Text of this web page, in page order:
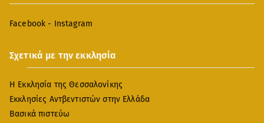
Facebook - Instagram
Σχετικά με την εκκλησία
Η Εκκλησία της Θεσσαλονίκης
Εκκλησίες Αντβεντιστών στην Ελλάδα
Βασικά πιστεύω